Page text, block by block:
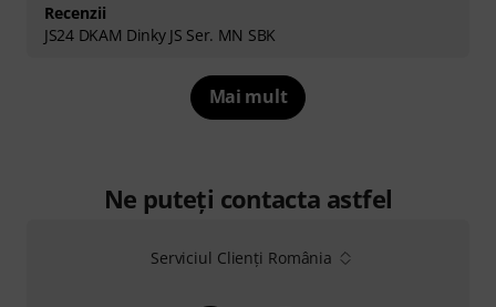
Recenzii
JS24 DKAM Dinky JS Ser. MN SBK
Mai mult
Ne puteți contacta astfel
Serviciul Clienți România